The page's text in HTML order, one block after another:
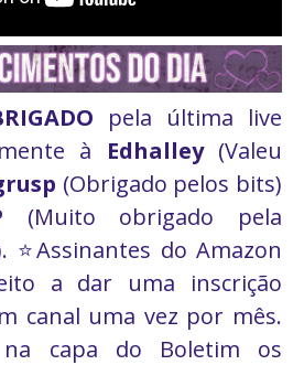
pela última live
à Edhalley(Valeu
(Obrigado pelos bits)
(Muito obrigado pela
⭐Assinantes do Amazon
a dar uma inscrição
canal uma vez por mês.
na capa do Boletim os